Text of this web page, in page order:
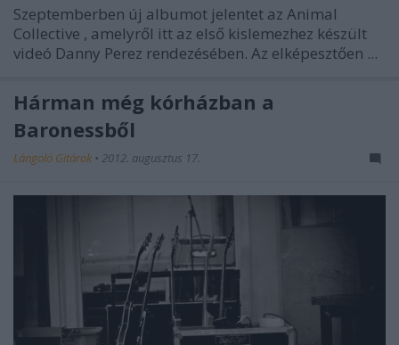
Szeptemberben új albumot jelentet az Animal
Collective , amelyről itt az első kislemezhez készült
videó Danny Perez rendezésében. Az elképesztően ...
Hárman még kórházban a
Baronessből
Lángoló Gitárok • 2012. augusztus 17.